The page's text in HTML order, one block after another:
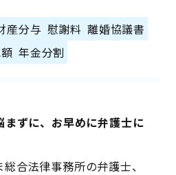
産分与 慰謝料 離婚協議書
年金分割
まずに、お早めに弁護士に
合法律事務所の弁護士、